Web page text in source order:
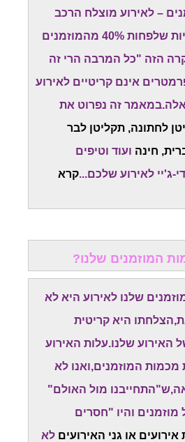
– לאירוע מוצלח הרכב
המוזמנים צריך להיות שלפחות 40% מהמוזמנים
הזה "כל המרבה הרי זה
אינם קריטיים לאירוע
זה נפרוט את
לחתונה, תקליטן לבר
חינה ועוד וטיפים
ג'יי לאירוע שלכם...קרא
המוזמנים שלנו?
שלנו לאירוע היא לא
היא קריטית
האירוע שלנו.עלות האירוע
מכמות המוזמנים,ואנו לא
מול האולם"
והיו "חסרים
או גני האירועים לא